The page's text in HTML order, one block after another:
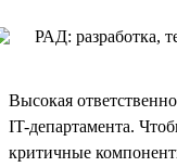
Высокая
IT-департамента.
критичные